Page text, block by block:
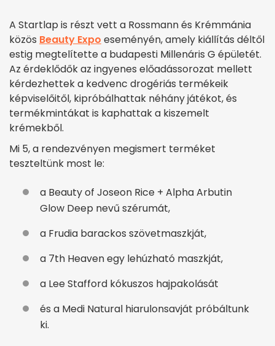
A Startlap is részt vett a Rossmann és Krémmánia
közös Beauty Expo eseményén, amely kiállítás déltől
estig megtelítette a budapesti Millenáris G épületét.
Az érdeklődők az ingyenes előadássorozat mellett
kérdezhettek a kedvenc drogériás termékeik
képviselőitől, kipróbálhattak néhány játékot, és
termékmintákat is kaphattak a kiszemelt
krémekből.
Mi 5, a rendezvényen megismert terméket
teszteltünk most le:
a Beauty of Joseon Rice + Alpha Arbutin
Glow Deep nevű szérumát,
a Frudia barackos szövetmaszkját,
a 7th Heaven egy lehúzható maszkját,
a Lee Stafford kókuszos hajpakolását
és a Medi Natural hiarulonsavját próbáltunk
ki.